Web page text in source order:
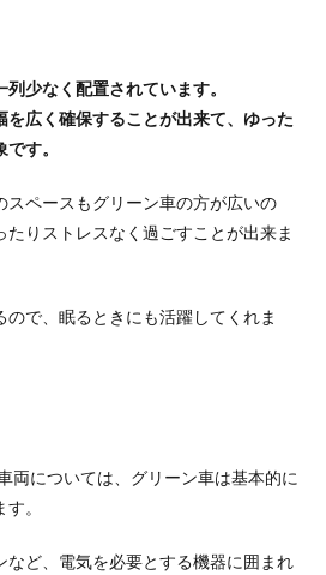
少なく配置されています。
を広く確保することが出来て、ゆった
す。
スペースもグリーン車の方が広いの
りストレスなく過ごすことが出来ま
で、眠るときにも活躍してくれま
両については、グリーン車は基本的に
。
など、電気を必要とする機器に囲まれ